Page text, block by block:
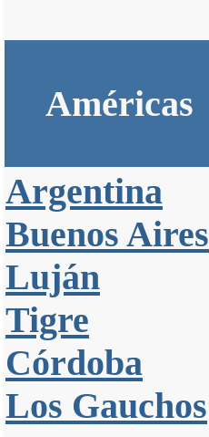
Américas
Argentina
Buenos Aires
Luján
Tigre
Córdoba
Los Gauchos